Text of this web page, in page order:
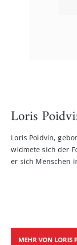
Bildgalerie
Loris
Loris Poidvin,
widmete sich der
er sich Menschen
MEHR VON LORIS